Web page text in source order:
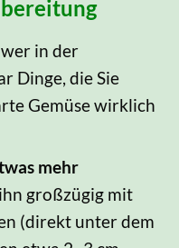
in der
Dinge, die Sie
Gemüse wirklich
mehr
großzügig mit
(direkt unter dem